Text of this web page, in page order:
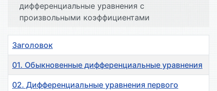
дифференциальные уравнения с
произвольными коэффициентами
Заголовок
01. Обыкновенные дифференциальные уравнения
02. Дифференциальные уравнения первого